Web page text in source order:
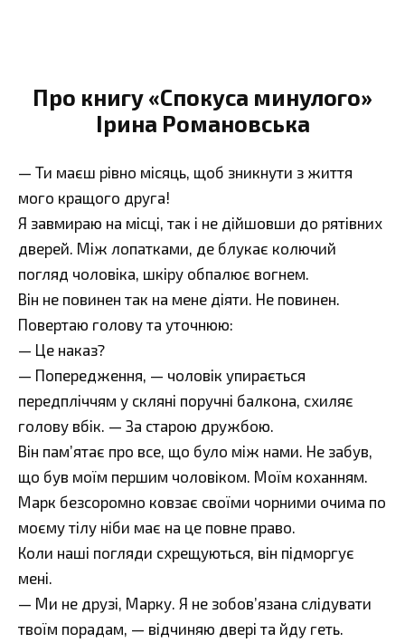
Про книгу «Спокуса минулого»
Ірина Романовська
— Ти маєш рівно місяць, щоб зникнути з життя
мого кращого друга!
Я завмираю на місці, так і не дійшовши до рятівних
дверей. Між лопатками, де блукає колючий
погляд чоловіка, шкіру обпалює вогнем.
Він не повинен так на мене діяти. Не повинен.
Повертаю голову та уточнюю:
— Це наказ?
— Попередження, — чоловік упирається
передпліччям у скляні поручні балкона, схиляє
голову вбік. — За старою дружбою.
Він пам’ятає про все, що було між нами. Не забув,
що був моїм першим чоловіком. Моїм коханням.
Марк безсоромно ковзає своїми чорними очима по
моєму тілу ніби має на це повне право.
Коли наші погляди схрещуються, він підморгує
мені.
— Ми не друзі, Марку. Я не зобов’язана слідувати
твоїм порадам, — відчиняю двері та йду геть.